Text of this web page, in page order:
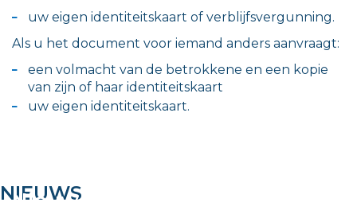
uw eigen identiteitskaart of verblijfsvergunning.
Als u het document voor iemand anders aanvraagt:
een volmacht van de betrokkene en een kopie
van zijn of haar identiteitskaart
uw eigen identiteitskaart.
NIEUWS
Nieuwe dienstverlening vanaf